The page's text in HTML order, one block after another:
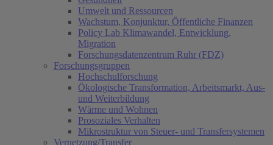
Umwelt und Ressourcen
Wachstum, Konjunktur, Öffentliche Finanzen
Policy Lab Klimawandel, Entwicklung,
Migration
Forschungsdatenzentrum Ruhr (FDZ)
Forschungsgruppen
Hochschulforschung
Ökologische Transformation, Arbeitsmarkt, Aus-
und Weiterbildung
Wärme und Wohnen
Prosoziales Verhalten
Mikrostruktur von Steuer- und Transfersystemen
Vernetzung/Transfer